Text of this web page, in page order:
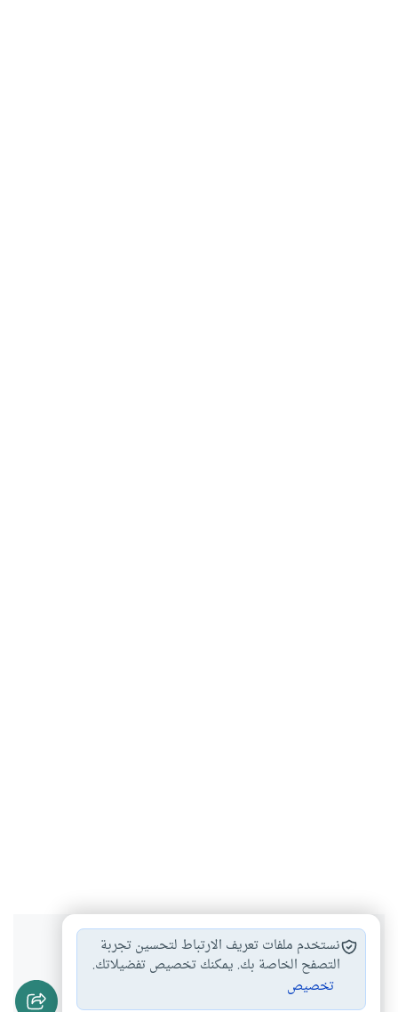
هل انتفعت بهذا المحتوى؟
نستخدم ملفات تعريف الارتباط لتحسين تجربة
التصفح الخاصة بك. يمكنك تخصيص تفضيلاتك.
تخصيص